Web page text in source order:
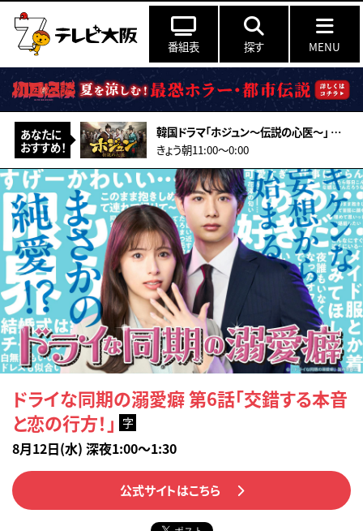
番組表 探す MENU
あなたに
おすすめ！
韓国ドラマ「ホジュン～伝説の心医～」 ＃27（字幕スーパー）
きょう朝11:00〜0:00
ドライな同期の溺愛癖 第6話「交錯する本音
と恋の行方！」 字
8月12日(水) 深夜1:00～1:30
公式サイトはこちら